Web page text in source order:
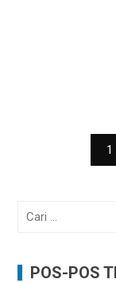
1
Cari
POS-POS